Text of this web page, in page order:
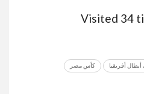
Visited 34
أفريقيا كأس مصر